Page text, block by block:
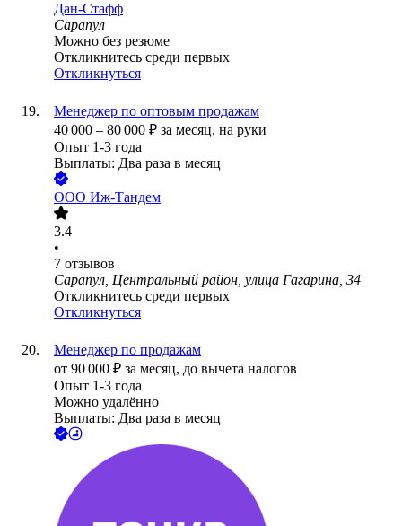
Дан-Стафф
Сарапул
Можно без резюме
Откликнитесь среди первых
Откликнуться
Менеджер по оптовым продажам
40 000 – 80 000 ₽ за месяц, на руки
Опыт 1-3 года
Выплаты: Два раза в месяц
ООО Иж-Тандем
3.4
•
7 отзывов
Сарапул, Центральный район, улица Гагарина, 34
Откликнитесь среди первых
Откликнуться
Менеджер по продажам
от 90 000 ₽ за месяц, до вычета налогов
Опыт 1-3 года
Можно удалённо
Выплаты: Два раза в месяц